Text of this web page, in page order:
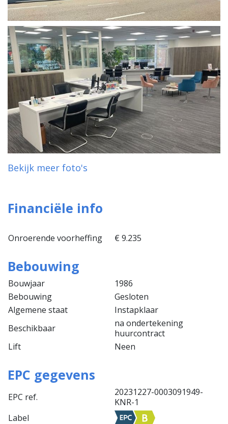
Bekijk meer foto's
Financiële info
Onroerende voorheffing € 9.235
Bebouwing
Bouwjaar
1986
Bebouwing
Gesloten
Algemene staat
Instapklaar
Beschikbaar
na ondertekening
huurcontract
Lift
Neen
EPC gegevens
EPC ref.
20231227-0003091949-
KNR-1
Label